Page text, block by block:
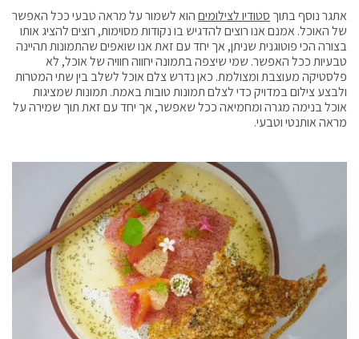
אתגר נוסף בתוך סטודיו לצילומיםהוא לשמור על מראה טבעי ככל האפשר
של האוכל. אמנם אנו רוצים להדגיש בו נקודות מסוימות, רוצים להציג אותו
בצורה הכי פוטוגנית שניתן, אך יחד עם זאת אנו שואפים שהתמונות תהיינה
טבעיות ככל האפשר. שמי שיצפה בתמונה יחווה חוויה של אוכל, לא
פלסטיקה מעוצבת ומצולמת. כאן נדרש צלם אוכל לשלב בין שתי המטרות
ולבצע צילום במדויק כדי לצלם תמונות טובות באמת. תמונות שמציגות
אוכל בנימה מגרה ומחמיאה ככל שאפשר, אך יחד עם זאת תוך שמירה על
מראה אותנטי וטבעי.